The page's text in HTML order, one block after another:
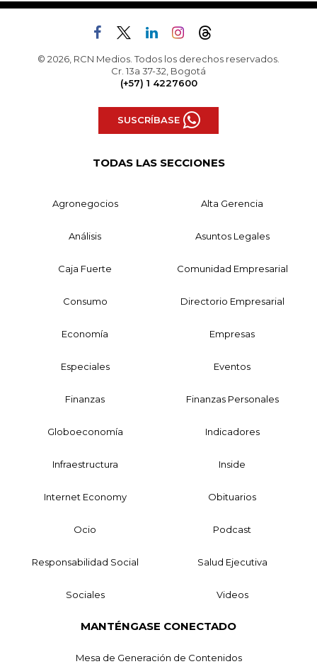
© 2026, RCN Medios. Todos los derechos reservados.
Cr. 13a 37-32, Bogotá
(+57) 1 4227600
SUSCRÍBASE
TODAS LAS SECCIONES
Agronegocios Alta Gerencia
Análisis Asuntos Legales
Caja Fuerte Comunidad Empresarial
Consumo Directorio Empresarial
Economía Empresas
Especiales Eventos
Finanzas Finanzas Personales
Globoeconomía Indicadores
Infraestructura Inside
Internet Economy Obituarios
Ocio Podcast
Responsabilidad Social Salud Ejecutiva
Sociales Videos
MANTÉNGASE CONECTADO
Mesa de Generación de Contenidos